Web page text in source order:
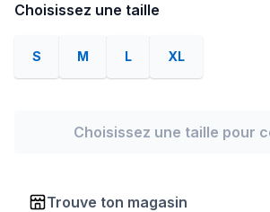
Choisissez une taille
S M L XL
Choisissez une taille pour
Trouve ton magasin